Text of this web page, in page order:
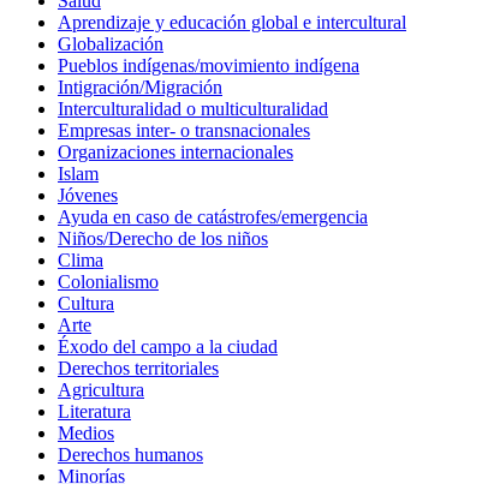
Aprendizaje y educación global e intercultural
Globalización
Pueblos indígenas/movimiento indígena
Intigración/Migración
Interculturalidad o multiculturalidad
Empresas inter- o transnacionales
Organizaciones internacionales
Islam
Jóvenes
Ayuda en caso de catástrofes/emergencia
Niños/Derecho de los niños
Clima
Colonialismo
Cultura
Arte
Éxodo del campo a la ciudad
Derechos territoriales
Agricultura
Literatura
Medios
Derechos humanos
Minorías